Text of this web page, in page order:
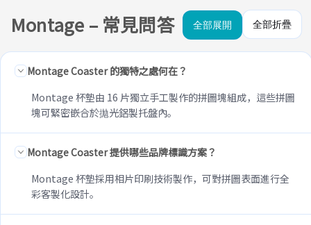
Montage – 常見問答 全部展開 全部折疊
Montage Coaster 的獨特之處何在？
Montage 杯墊由 16 片獨立手工製作的拼圖塊組成，這些拼圖
塊可緊密嵌合於拋光鋁製托盤內。
Montage Coaster 提供哪些品牌標識方案？
Montage 杯墊採用相片印刷技術製作，可對拼圖表面進行全
彩客製化設計。